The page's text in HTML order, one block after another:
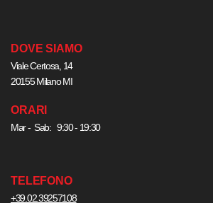
DOVE SIAMO
Viale Certosa, 14
20155 Milano MI
ORARI
Mar - Sab: 9:30 - 19:30
TELEFONO
+39.02.39257108